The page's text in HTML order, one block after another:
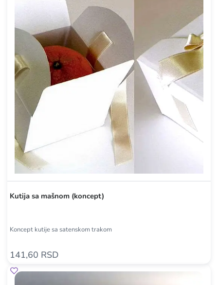
Kutija sa mašnom (koncept)
Koncept kutije sa satenskom trakom
141,60 RSD